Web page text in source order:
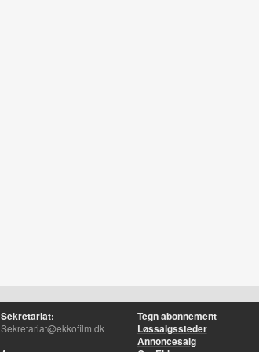
Sekretariat:
Sekretariat@ekkofilm.dk
Tegn abonnement
Løssalgssteder
Annoncesalg